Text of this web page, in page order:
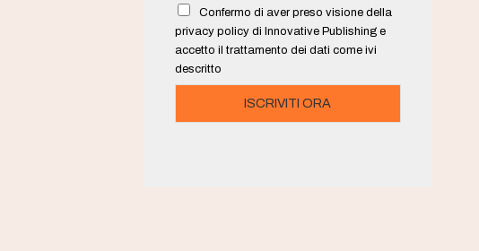
*
Confermo di aver preso visione della
privacy policy di Innovative Publishing e
accetto il trattamento dei dati come ivi
descritto
ISCRIVITI ORA